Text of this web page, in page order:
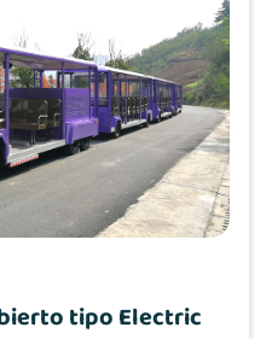
con los estándares
principalmente a
destinos en todo el
del puerto de
y eficiente enviar
país.
tipo Electric